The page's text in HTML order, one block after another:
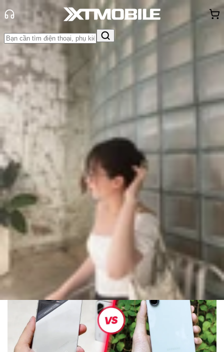
Trang chủ
Tin tức
So Sánh
Tin Mới
Đánh Giá - Trên Tay
Khuyến
Thủ thuật Thông báoKhách
hàng - Sự kiện
So sánh POCO F7 và Galaxy A56:
Mẫu smartphone tầm trung nào
đáng mua hơn?
Triệu Vy
Ngày đăng: 03/07/2025
Cập nhật:03/07/2025
Theo dõi XTMobile trên